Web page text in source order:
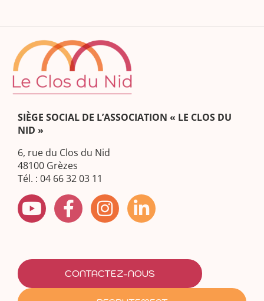
SIÈGE SOCIAL DE L’ASSOCIATION « LE CLOS DU
NID »
6, rue du Clos du Nid
48100 Grèzes
Tél. : 04 66 32 03 11
CONTACTEZ-NOUS